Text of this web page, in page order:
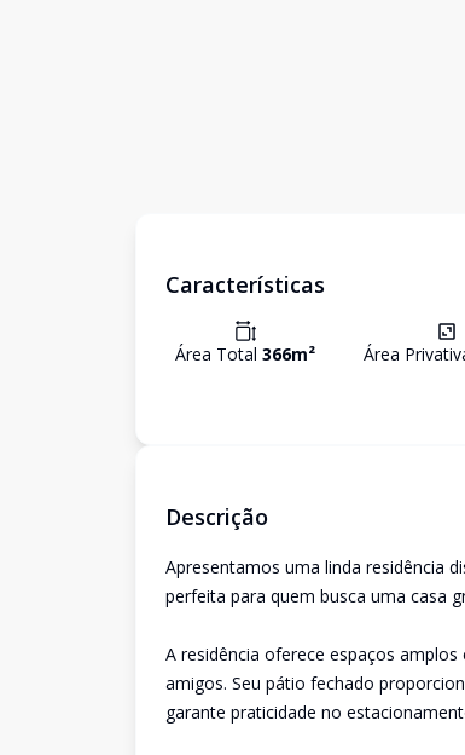
Características
Área Total 366m² Área
Descrição
Apresentamos uma linda residência
perfeita para quem busca uma casa
A residência oferece espaços
amigos. Seu pátio fechado
garante praticidade no